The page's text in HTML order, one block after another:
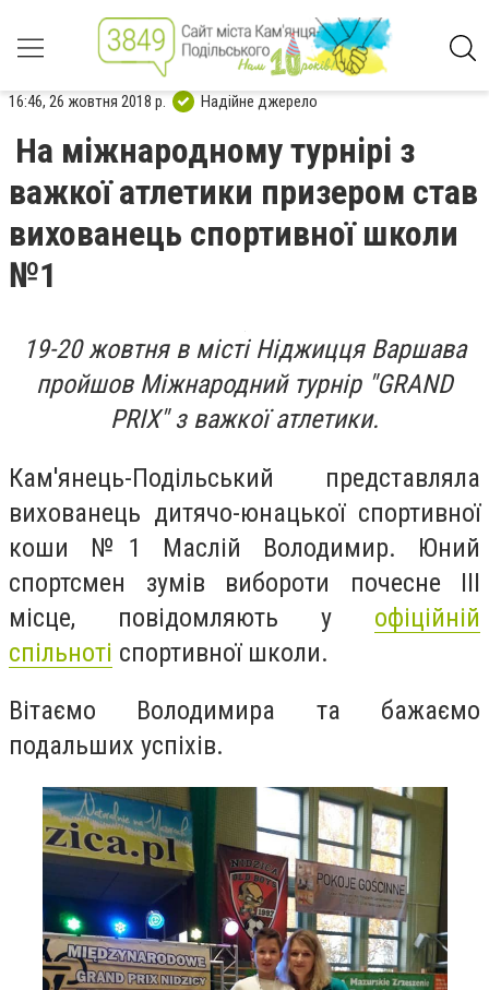
16:46, 26 жовтня 2018 р. Надійне джерело
На міжнародному турнірі з
важкої атлетики призером став
вихованець спортивної школи
№1
19-20 жовтня в місті Ніджицця Варшава
пройшов Міжнародний турнір "GRAND
PRIX" з важкої атлетики.
Кам'янець-Подільський представляла
вихованець дитячо-юнацької спортивної
коши №1 Маслій Володимир. Юний
спортсмен зумів вибороти почесне ІІІ
місце, повідомляють у офіційній
спільноті спортивної школи.
Вітаємо Володимира та бажаємо
подальших успіхів.